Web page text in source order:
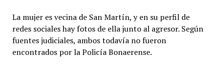
La mujer es vecina de San Martín, y en su perfil de
redes sociales hay fotos de ella junto al agresor. Según
fuentes judiciales, ambos todavía no fueron
encontrados por la Policía Bonaerense.